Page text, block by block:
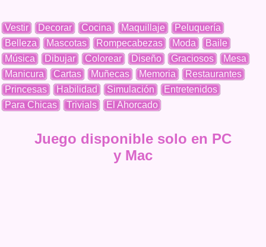
Vestir Decorar Cocina Maquillaje
Peluquería
Belleza
Mascotas Rompecabezas Moda
Baile
Música
Dibujar Colorear Diseño Graciosos
Mesa
Manicura
Cartas Muñecas Memoria
Restaurantes
Princesas
Habilidad Simulación
Entretenidos
Para Chicas
Trivials El Ahorcado
Juego disponible solo en PC
y Mac